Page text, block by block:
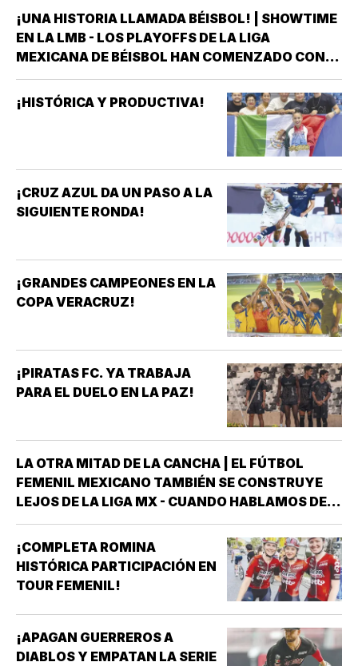
¡UNA HISTORIA LLAMADA BÉISBOL! | SHOWTIME
EN LA LMB - LOS PLAYOFFS DE LA LIGA
MEXICANA DE BÉISBOL HAN COMENZADO CON
EMOCIONES, GRANDES ACTUACIONES Y UNA
ENORME MUESTRA DE PARIDAD EN
PRÁCTICAMENTE TODOS LOS FRENTES *EN LA
¡HISTÓRICA Y PRODUCTIVA!
¡CRUZ AZUL DA UN PASO A LA
SIGUIENTE RONDA!
¡GRANDES CAMPEONES EN LA
COPA VERACRUZ!
¡PIRATAS FC. YA TRABAJA
PARA EL DUELO EN LA PAZ!
LA OTRA MITAD DE LA CANCHA | EL FÚTBOL
FEMENIL MEXICANO TAMBIÉN SE CONSTRUYE
LEJOS DE LA LIGA MX - CUANDO HABLAMOS DEL
FUTURO DEL FÚTBOL FEMENIL MEXICANO CASI
SIEMPRE MIRAMOS HACIA EL MISMO LUGAR *LA
LIGA MX FEMENIL *OBSERVAMOS SUS FUERZAS
BÁSICAS…
¡COMPLETA ROMINA
HISTÓRICA PARTICIPACIÓN EN
TOUR FEMENIL!
¡APAGAN GUERREROS A
DIABLOS Y EMPATAN LA SERIE